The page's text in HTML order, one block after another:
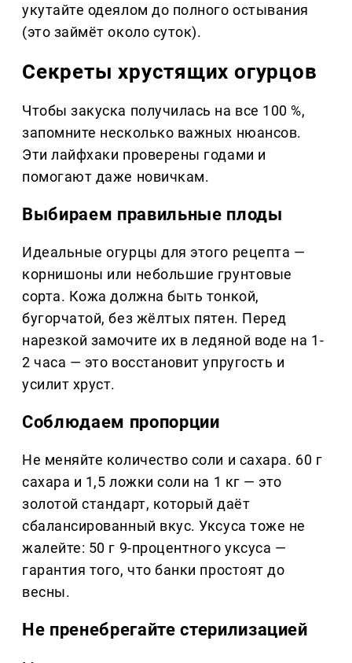
укутайте одеялом до полного остывания
(это займёт около суток).
Секреты хрустящих огурцов
Чтобы закуска получилась на все 100 %,
запомните несколько важных нюансов.
Эти лайфхаки проверены годами и
помогают даже новичкам.
Выбираем правильные плоды
Идеальные огурцы для этого рецепта —
корнишоны или небольшие грунтовые
сорта. Кожа должна быть тонкой,
бугорчатой, без жёлтых пятен. Перед
нарезкой замочите их в ледяной воде на 1-
2 часа — это восстановит упругость и
усилит хруст.
Соблюдаем пропорции
Не меняйте количество соли и сахара. 60 г
сахара и 1,5 ложки соли на 1 кг — это
золотой стандарт, который даёт
сбалансированный вкус. Уксуса тоже не
жалейте: 50 г 9-процентного уксуса —
гарантия того, что банки простоят до
весны.
Не пренебрегайте стерилизацией